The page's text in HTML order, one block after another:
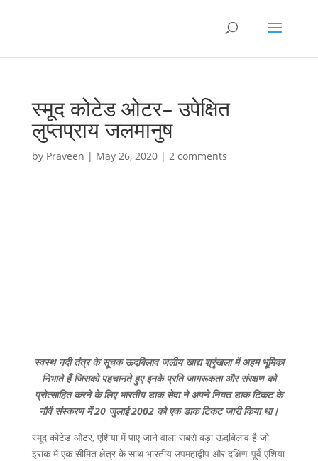
स्मूद कोटेड ओटर– उपेक्षित
लुप्तप्राय जलमानुष
by Praveen | May 26, 2020| 2 comments
स्वस्थ नदी तंत्र के सूचक ऊदबिलाव जलीय खाद्य श्रृंखला में अहम भूमिका
निभाते हैं जिसको पहचानते हुए इनके प्रति जागरूकता और संरक्षण को
प्रोत्साहित करने के लिए भारतीय डाक सेवा ने अपने नियत डाक टिकट के
नौवें संस्करण में 20 जुलाई 2002 को एक डाक टिकट जारी किया था।
स्मूद कोटेड ओटर, एशिया में पाए जाने वाला सबसे बड़ा ऊदबिलाव है जो
इराक में एक सीमित क्षेत्र के साथ भारतीय उपमहाद्वीप और दक्षिण-पूर्व एशिया